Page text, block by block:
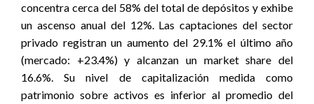
concentra cerca del 58% del total de depósitos y exhibe
un ascenso anual del 12%. Las captaciones del sector
privado registran un aumento del 29.1% el último año
(mercado: +23.4%) y alcanzan un market share del
16.6%. Su nivel de capitalización medida como
patrimonio sobre activos es inferior al promedio del